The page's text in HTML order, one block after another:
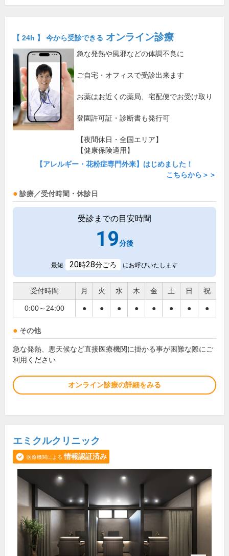
【 24h 】 今から受診できる オンライン診療
急な発熱や風邪などの体調不良に
ご自宅・オフィスで受診出来ます
お薬はお近くの薬局、宅配便でお受け取り
登園許可証・診断書も発行可
【夜間休日・全国エリア】
【健康保険適用】
【アレルギー・花粉症専門外来】はじめました！
こちらから＞＞
診療／受付時間・休診日
受診までの目安時間
19分後
最短 20時28分ごろ にお呼びいたします
受付時間 月 火 水 木 金 土 日 祝
0:00～24:00 ● ● ● ● ● ● ● ●
その他
急な発熱、悪天候など直接医療機関に掛かる事が困難な際にご
利用ください
オンライン診療の詳細をみる
エミクルクリニック
医療機関による 情報認証済み